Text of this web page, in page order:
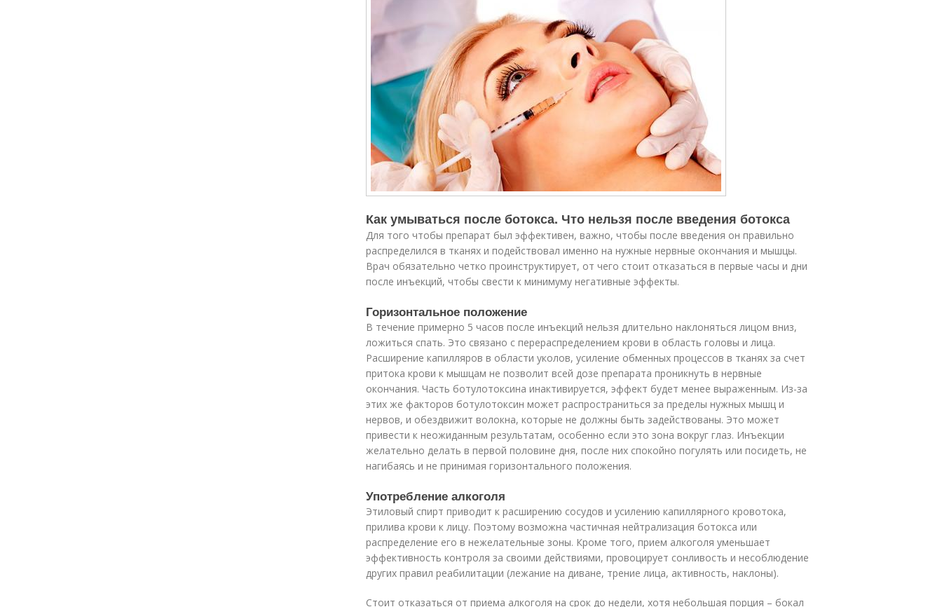
Как умываться после ботокса. Что нельзя после введения ботокса
Для того чтобы препарат был эффективен, важно, чтобы после введения он правильно
распределился в тканях и подействовал именно на нужные нервные окончания и мышцы.
Врач обязательно четко проинструктирует, от чего стоит отказаться в первые часы и дни
после инъекций, чтобы свести к минимуму негативные эффекты.
Горизонтальное положение
В течение примерно 5 часов после инъекций нельзя длительно наклоняться лицом вниз,
ложиться спать. Это связано с перераспределением крови в область головы и лица.
Расширение капилляров в области уколов, усиление обменных процессов в тканях за счет
притока крови к мышцам не позволит всей дозе препарата проникнуть в нервные
окончания. Часть ботулотоксина инактивируется, эффект будет менее выраженным. Из-за
этих же факторов ботулотоксин может распространиться за пределы нужных мышц и
нервов, и обездвижит волокна, которые не должны быть задействованы. Это может
привести к неожиданным результатам, особенно если это зона вокруг глаз. Инъекции
желательно делать в первой половине дня, после них спокойно погулять или посидеть, не
нагибаясь и не принимая горизонтального положения.
Употребление алкоголя
Этиловый спирт приводит к расширению сосудов и усилению капиллярного кровотока,
прилива крови к лицу. Поэтому возможна частичная нейтрализация ботокса или
распределение его в нежелательные зоны. Кроме того, прием алкоголя уменьшает
эффективность контроля за своими действиями, провоцирует сонливость и несоблюдение
других правил реабилитации (лежание на диване, трение лица, активность, наклоны).
Стоит отказаться от приема алкоголя на срок до недели, хотя небольшая порция – бокал